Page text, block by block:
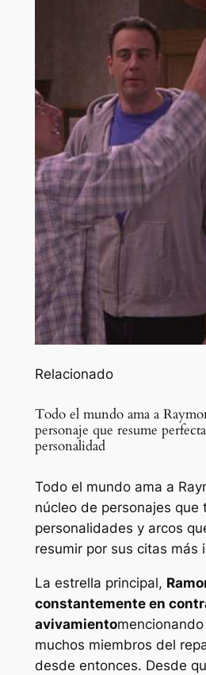
Relacionado
Todo el mundo ama a
personaje que resume
personalidad
Todo el mundo ama a
núcleo de personajes que
personalidades y arcos
resumir por sus citas más
La estrella principal,
constantemente en
avivamiento
muchos miembros del
desde entonces. Desde